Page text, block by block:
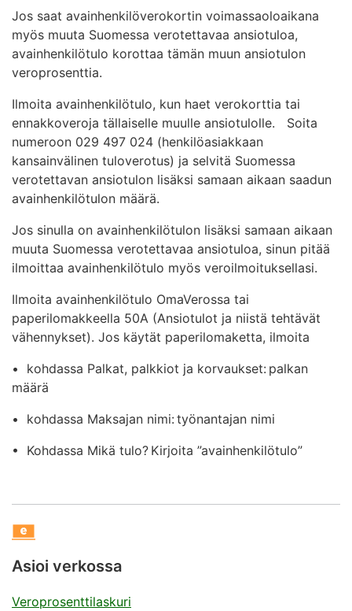
Jos saat avainhenkilöverokortin voimassaoloaikana
myös muuta Suomessa verotettavaa ansiotuloa,
avainhenkilötulo korottaa tämän muun ansiotulon
veroprosenttia.
Ilmoita avainhenkilötulo, kun haet verokorttia tai
ennakkoveroja tällaiselle muulle ansiotulolle. Soita
numeroon 029 497 024 (henkilöasiakkaan
kansainvälinen tuloverotus) ja selvitä Suomessa
verotettavan ansiotulon lisäksi samaan aikaan saadun
avainhenkilötulon määrä.
Jos sinulla on avainhenkilötulon lisäksi samaan aikaan
muuta Suomessa verotettavaa ansiotuloa, sinun pitää
ilmoittaa avainhenkilötulo myös veroilmoituksellasi.
Ilmoita avainhenkilötulo OmaVerossa tai
paperilomakkeella 50A (Ansiotulot ja niistä tehtävät
vähennykset). Jos käytät paperilomaketta, ilmoita
• kohdassa Palkat, palkkiot ja korvaukset: palkan
määrä
• kohdassa Maksajan nimi: työnantajan nimi
• Kohdassa Mikä tulo? Kirjoita ”avainhenkilötulo”
Asioi verkossa
Veroprosenttilaskuri